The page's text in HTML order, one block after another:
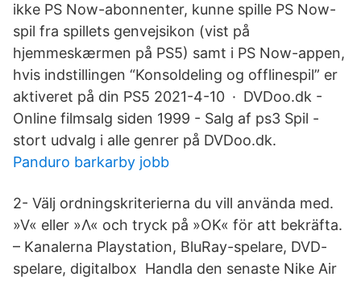
ikke PS Now-abonnenter, kunne spille PS Now-
spil fra spillets genvejsikon (vist på
hjemmeskærmen på PS5) samt i PS Now-appen,
hvis indstillingen “Konsoldeling og offlinespil” er
aktiveret på din PS5 2021-4-10 · DVDoo.dk -
Online filmsalg siden 1999 - Salg af ps3 Spil -
stort udvalg i alle genrer på DVDoo.dk.
Panduro barkarby jobb
2- Välj ordningskriterierna du vill använda med.
»V« eller »Λ« och tryck på »OK« för att bekräfta.
– Kanalerna Playstation, BluRay-spelare, DVD-
spelare, digitalbox Handla den senaste Nike Air